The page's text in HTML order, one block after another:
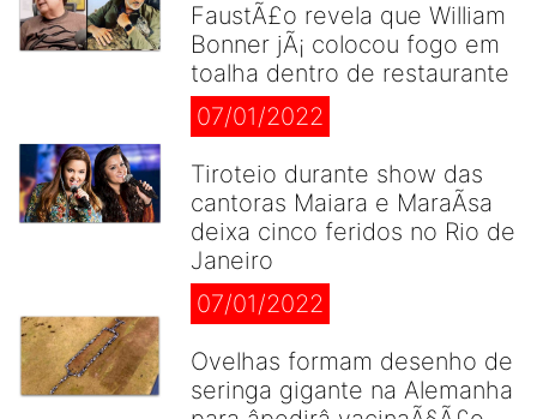
FaustÃ£o revela que William
Bonner jÃ¡ colocou fogo em
toalha dentro de restaurante
07/01/2022
Tiroteio durante show das
cantoras Maiara e MaraÃ­sa
deixa cinco feridos no Rio de
Janeiro
07/01/2022
Ovelhas formam desenho de
seringa gigante na Alemanha